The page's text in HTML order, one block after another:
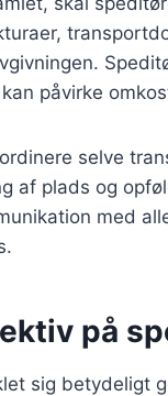
påvirke
selve
af plads og
med
på
sig betydeligt